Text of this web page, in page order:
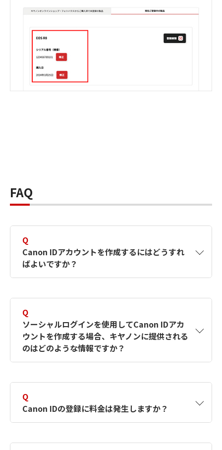
FAQ
Q
Canon IDアカウントを作成するにはどうすれ
ばよいですか？
す。詳しい作成方法は【カメラ】Canon IDとは
何ですか？Canon IDの作成方法は？をご確認く
ださい。
Q
ソーシャルログインを使用してCanon IDアカ
ウントを作成する場合、キヤノンに提供される
のはどのような情報ですか？
択したサービスから取得します。アカウントを
簡単に作成できるように、この情報を使用して
Canon IDの登録フォームを入力します。
Q
Canon IDの登録に料金は発生しますか？